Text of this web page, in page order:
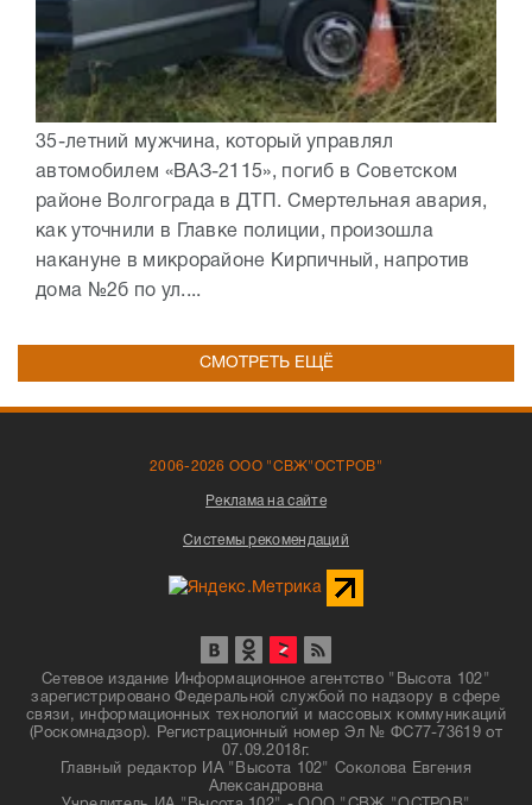
35-летний мужчина, который управлял
автомобилем «ВАЗ-2115», погиб в Советском
районе Волгограда в ДТП. Смертельная авария,
как уточнили в Главке полиции, произошла
накануне в микрорайоне Кирпичный, напротив
дома №2б по ул....
СМОТРЕТЬ ЕЩЁ
2006-2026 ООО "СВЖ"ОСТРОВ"
Реклама на сайте
Системы рекомендаций
Сетевое издание Информационное агентство "Высота 102"
зарегистрировано Федеральной службой по надзору в сфере
связи, информационных технологий и массовых коммуникаций
(Роскомнадзор). Регистрационный номер Эл № ФС77-73619 от
07.09.2018г.
Главный редактор ИА "Высота 102" Соколова Евгения
Александровна